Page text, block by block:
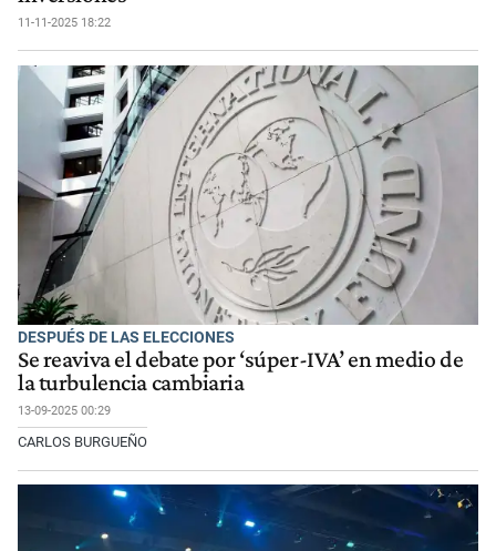
11-11-2025 18:22
DESPUÉS DE LAS ELECCIONES
Se reaviva el debate por ‘súper-IVA’ en medio de
la turbulencia cambiaria
13-09-2025 00:29
CARLOS BURGUEÑO